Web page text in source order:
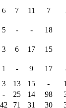
6 7 11 7
5 - - 18
3 6 17 15
1 - 9 17
3 13 15 -
- 25 14 98
42 71 31 30